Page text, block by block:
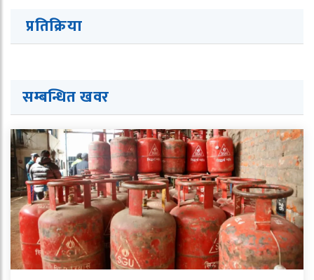
प्रतिक्रिया
सम्बन्धित खवर